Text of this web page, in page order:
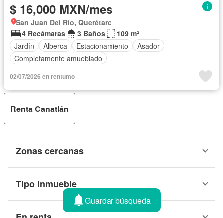
$ 16,000 MXN/mes
San Juan Del Río, Querétaro
4 Recámaras
3 Baños
109 m²
Jardín
Alberca Estacionamiento
Asador
Completamente amueblado
02/07/2026 en rentumo
Renta Canatlán
Zonas cercanas
Tipo inmueble
Guardar búsqueda